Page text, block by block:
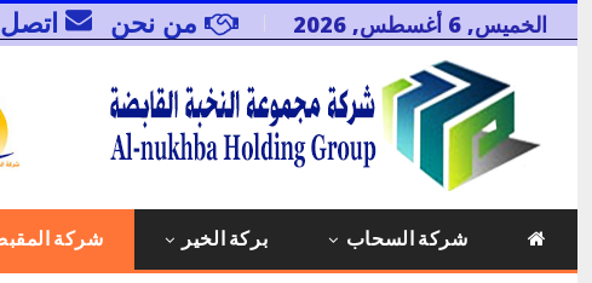
الخميس, 6 أغسطس, 2026 من نحن اتصل
شركة السحاب بركة الخير شركة